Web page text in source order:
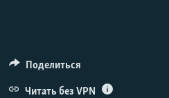
ELIFBE
УКРАИНСКАЯ ПРОБЛЕМА КРЫМА
Поделиться
Читать без VPN